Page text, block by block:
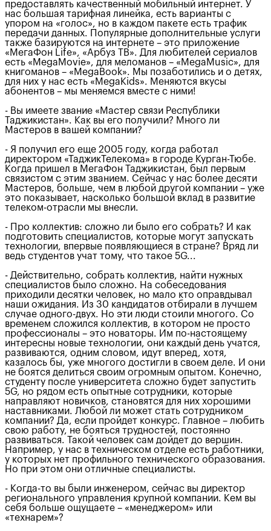
предоставлять качественный мобильный интернет. У
нас большая тарифная линейка, есть варианты с
упором на «голос», но в каждом пакете есть трафик
передачи данных. Популярные дополнительные услуги
также базируются на интернете – это приложение
«МегаФон Life», «Арбуз ТВ». Для любителей сериалов
есть «MegaMovie», для меломанов – «MegaMusic», для
книгоманов – «MegaBook». Мы позаботились и о детях,
для них у нас есть «MegaKids». Меняются вкусы
абонентов – мы меняемся вместе с ними!
- Вы имеете звание «Мастер связи Республики
Таджикистан». Как вы его получили? Много ли
Мастеров в вашей компании?
- Я получил его еще 2005 году, когда работал
директором «ТаджикТелекома» в городе Курган-Тюбе.
Когда пришел в МегаФон Таджикистан, был первым
связистом с этим званием. Сейчас у нас более десяти
Мастеров, больше, чем в любой другой компании – уже
это показывает, насколько большой вклад в развитие
телеком-отрасли мы внесли.
- Про коллектив: сложно ли было его собрать? И как
подготовить специалистов, которые могут запускать
технологии, впервые появляющиеся в стране? Вряд ли
ведь студентов учат тому, что такое 5G...
- Действительно, собрать коллектив, найти нужных
специалистов было сложно. На собеседования
приходили десятки человек, но мало кто оправдывал
наши ожидания. Из 30 кандидатов отбирали в лучшем
случае одного-двух. Но эти люди стоили многого. Со
временем сложился коллектив, в котором не просто
профессионалы – это новаторы. Им по-настоящему
интересны новые технологии, они каждый день учатся,
развиваются, одним словом, идут вперед, хотя,
казалось бы, уже многого достигли в своем деле. И они
не боятся делиться своим огромным опытом. Конечно,
студенту после университета сложно будет запустить
5G, но рядом есть опытные сотрудники, которые
направляют новичков, становятся для них хорошими
наставниками. Любой ли может стать сотрудником
компании? Да, если пройдет конкурс. Главное – любить
свою работу, не бояться трудностей, постоянно
развиваться. Такой человек сам дойдет до вершин.
Например, у нас в техническом отделе есть работники,
у которых нет профильного технического образования.
Но при этом они отличные специалисты.
- Когда-то вы были инженером, сейчас вы директор
регионального управления крупной компании. Кем вы
себя больше ощущаете – «менеджером» или
«технарем»?